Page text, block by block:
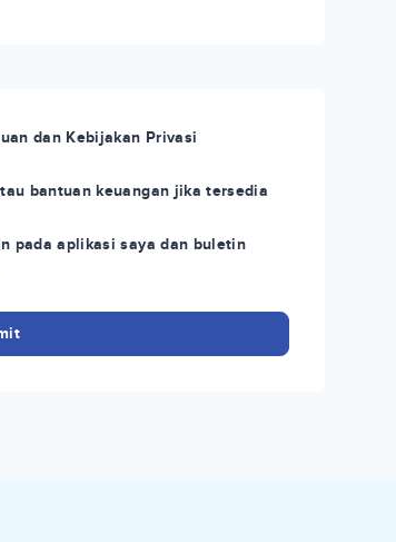
dan Kebijakan Privasi
bantuan keuangan jika tersedia
pada aplikasi saya dan buletin